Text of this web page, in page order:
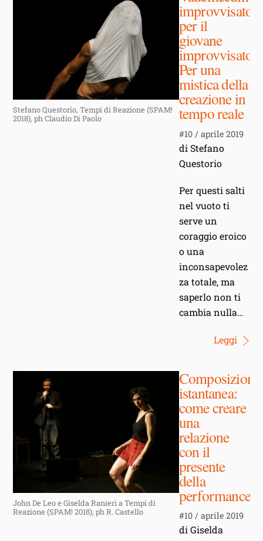
Stefano Questorio, Tempi di Reazione (SPAM!
2018), ph Claudio Di Paolo
improvvisato
per il
giovane
Per una
mistica della
creazione in
tempo reale
#10 / aprile 2019
di Stefano
Questorio
Per questi salti
nel vuoto ti
serve un
coraggio eroico
o una
inconsapevolez
za totale, ma
saperlo non ti
cambia nulla…
Leggi
John De Leo e Giselda Ranieri a Tempi di
Reazione (SPAM! 2018), ph R. Castello
Composizione
istantanea:
come creare
una
relazione
con il
presente
della
performance
#10 / aprile 2019
di Giselda